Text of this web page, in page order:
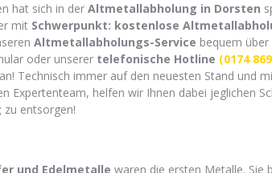
hat sich in der Altmetallabholung in Dorsten
mit Schwerpunkt: kostenlose
Altmetallabholungs-Service bequem über
oder unserer telefonische Hotline (0174
Technisch immer auf den neuesten Stand und
Expertenteam, helfen wir Ihnen dabei jeglichen
zu entsorgen!
und Edelmetalle waren die ersten Metalle. Sie